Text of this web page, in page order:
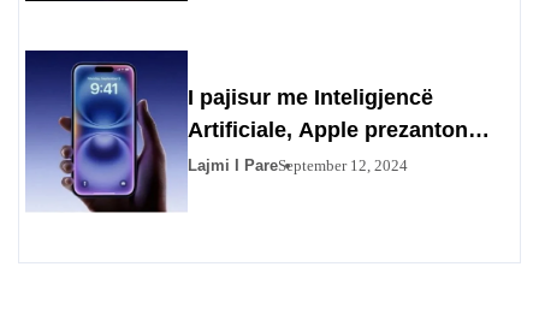
I pajisur me Inteligjencë
Artificiale, Apple prezanton
iPhone 16
Lajmi I PareSeptember 12, 2024